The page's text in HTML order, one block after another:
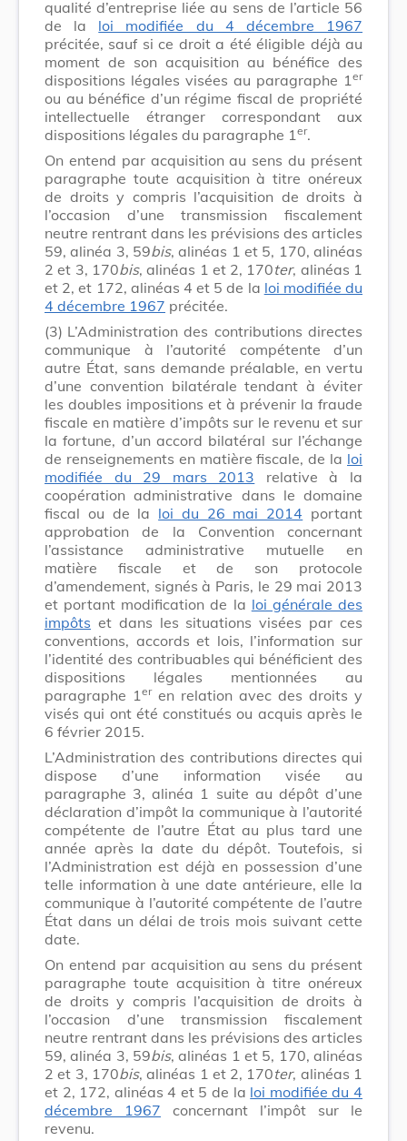
qualité d’entreprise liée au sens de l’article 56
de la loi modifiée du 4 décembre 1967
précitée, sauf si ce droit a été éligible déjà au
moment de son acquisition au bénéfice des
dispositions légales visées au paragraphe 1 er
ou au bénéfice d’un régime fiscal de propriété
intellectuelle étranger correspondant aux
dispositions légales du paragraphe 1 er.
On entend par acquisition au sens du présent
paragraphe toute acquisition à titre onéreux
de droits y compris l’acquisition de droits à
l’occasion d’une transmission fiscalement
neutre rentrant dans les prévisions des articles
59, alinéa 3, 59bis, alinéas 1 et 5, 170, alinéas
2 et 3, 170bis, alinéas 1 et 2, 170ter, alinéas 1
et 2, et 172, alinéas 4 et 5 de la loi modifiée du
4 décembre 1967 précitée.
(3) L’Administration des contributions directes
communique à l’autorité compétente d’un
autre État, sans demande préalable, en vertu
d’une convention bilatérale tendant à éviter
les doubles impositions et à prévenir la fraude
fiscale en matière d’impôts sur le revenu et sur
la fortune, d’un accord bilatéral sur l’échange
de renseignements en matière fiscale, de la loi
modifiée du 29 mars 2013 relative à la
coopération administrative dans le domaine
fiscal ou de la loi du 26 mai 2014 portant
approbation de la Convention concernant
l’assistance administrative mutuelle en
matière fiscale et de son protocole
d’amendement, signés à Paris, le 29 mai 2013
et portant modification de la loi générale des
impôts et dans les situations visées par ces
conventions, accords et lois, l’information sur
l’identité des contribuables qui bénéficient des
dispositions légales mentionnées au
paragraphe 1 eren relation avec des droits y
visés qui ont été constitués ou acquis après le
6 février 2015.
L’Administration des contributions directes qui
dispose d’une information visée au
paragraphe 3, alinéa 1 suite au dépôt d’une
déclaration d’impôt la communique à l’autorité
compétente de l’autre État au plus tard une
année après la date du dépôt. Toutefois, si
l’Administration est déjà en possession d’une
telle information à une date antérieure, elle la
communique à l’autorité compétente de l’autre
État dans un délai de trois mois suivant cette
date.
On entend par acquisition au sens du présent
paragraphe toute acquisition à titre onéreux
de droits y compris l’acquisition de droits à
l’occasion d’une transmission fiscalement
neutre rentrant dans les prévisions des articles
59, alinéa 3, 59bis, alinéas 1 et 5, 170, alinéas
2 et 3, 170bis, alinéas 1 et 2, 170ter, alinéas 1
et 2, 172, alinéas 4 et 5 de la loi modifiée du 4
décembre 1967 concernant l’impôt sur le
revenu.